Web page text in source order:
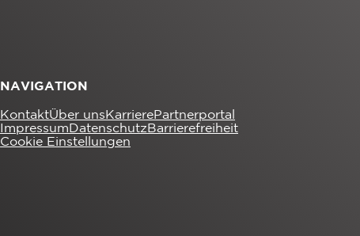
NAVIGATION
KontaktÜber uns KarrierePartnerportal
Impressum Datenschutz Barrierefreiheit
Cookie Einstellungen